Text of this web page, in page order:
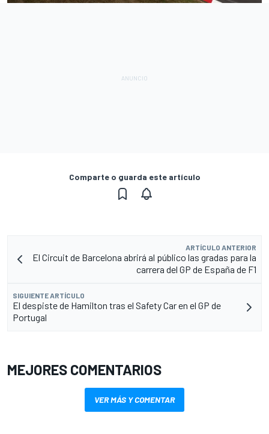
Comparte o guarda este artículo
ARTÍCULO ANTERIOR
El Circuit de Barcelona abrirá al público las gradas para la
carrera del GP de España de F1
SIGUIENTE ARTÍCULO
El despiste de Hamilton tras el Safety Car en el GP de
Portugal
MEJORES COMENTARIOS
VER MÁS Y COMENTAR